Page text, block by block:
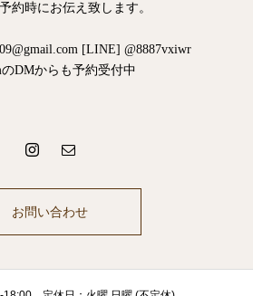
約時にお伝え致します。
[LINE] @8887vxiwr
のDMからも予約受付中
お問い合わせ